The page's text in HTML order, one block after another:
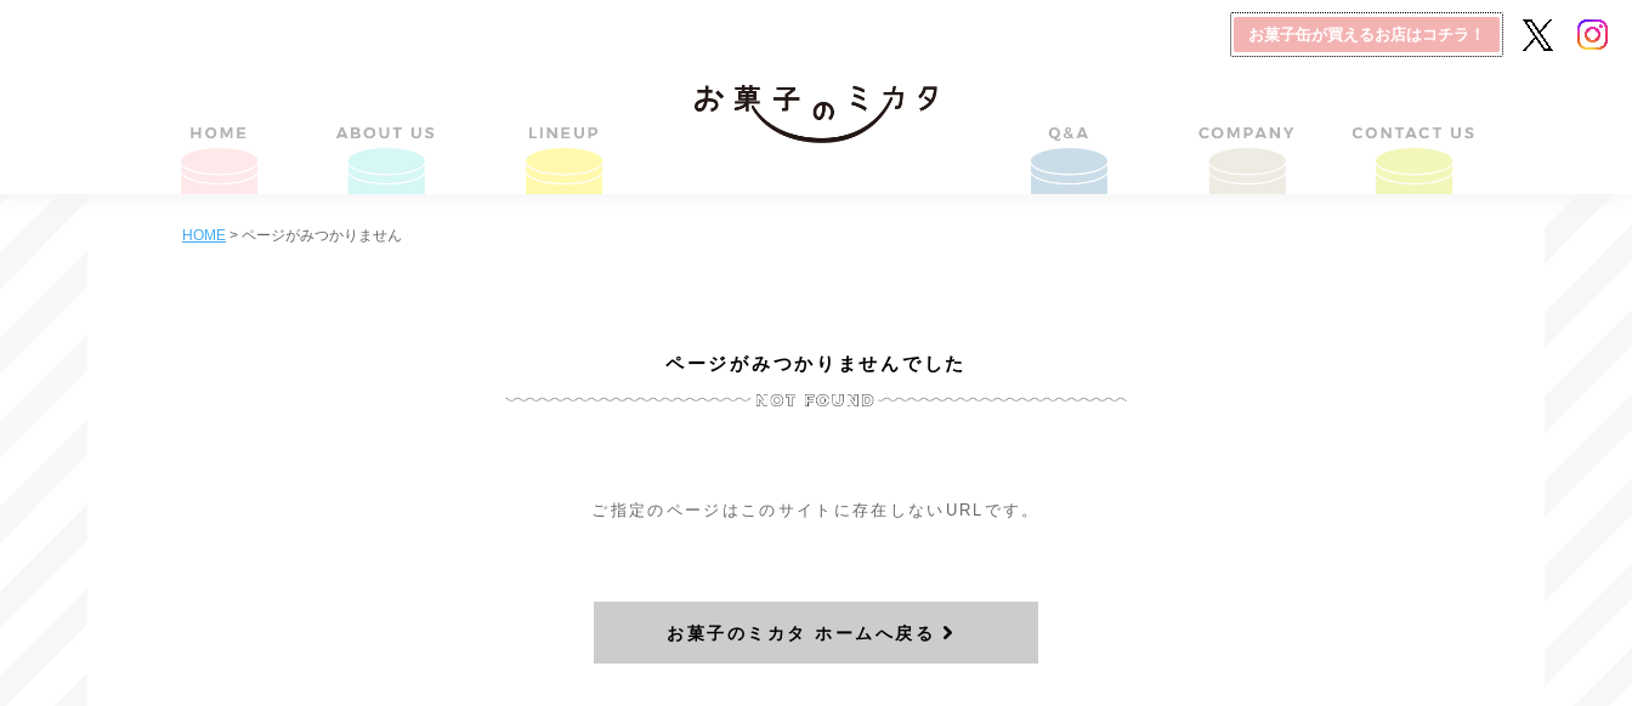
お菓子缶が買えるお店はコチラ！
HOME > ページがみつかりません
ページがみつかりませんでした
ご指定のページはこのサイトに存在しないURLです。
お菓子のミカタ ホームへ戻る